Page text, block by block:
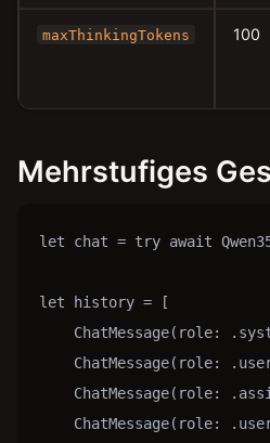
maxThinkingTokens 100
Mehrstufiges
let chat = try await
let history = [
ChatMessage(role:
ChatMessage(role:
ChatMessage(role:
ChatMessage(role: